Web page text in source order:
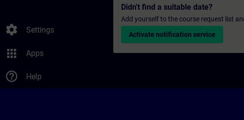
settings Settings
apps Apps
help_outline Help
Didn't find a suitable date?
Add yourself to the course request list
Activate notification service